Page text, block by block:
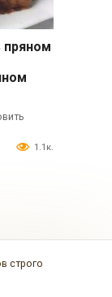
пряном
1.1к.
строго